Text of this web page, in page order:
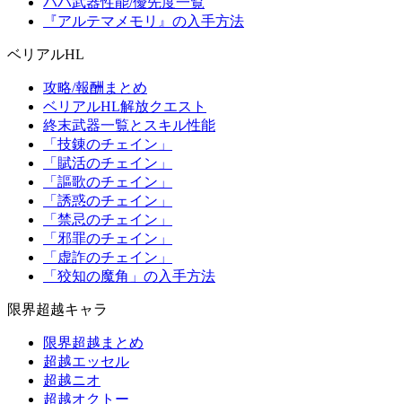
『アルテマメモリ』の入手方法
ベリアルHL
攻略/報酬まとめ
ベリアルHL解放クエスト
終末武器一覧とスキル性能
「技錬のチェイン」
「賦活のチェイン」
「謳歌のチェイン」
「誘惑のチェイン」
「禁忌のチェイン」
「邪罪のチェイン」
「虚詐のチェイン」
「狡知の魔角」の入手方法
限界超越キャラ
限界超越まとめ
超越エッセル
超越ニオ
超越オクトー